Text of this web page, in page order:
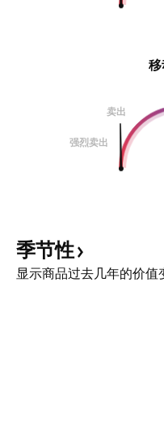
卖出
强烈卖出
季节性
显示商品过去几年的价值